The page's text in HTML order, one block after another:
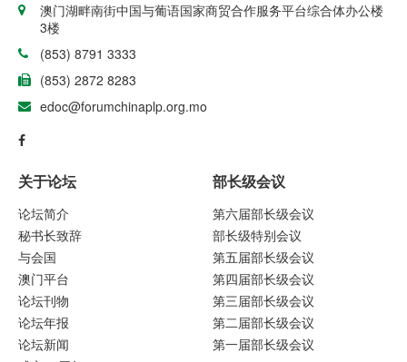
澳门湖畔南街中国与葡语国家商贸合作服务平台综合体办公楼
3楼
(853) 8791 3333
(853) 2872 8283
edoc@forumchinaplp.org.mo
关于论坛
论坛简介
秘书长致辞
与会国
澳门平台
论坛刊物
论坛年报
论坛新闻
部长级会议
第六届部长级会议
部长级特别会议
第五届部长级会议
第四届部长级会议
第三届部长级会议
第二届部长级会议
第一届部长级会议